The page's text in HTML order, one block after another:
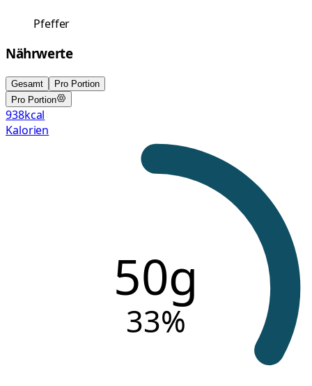
Pfeffer
Nährwerte
Gesamt
Pro Portion
Pro Portion
938kcal
Kalorien
50g
33%